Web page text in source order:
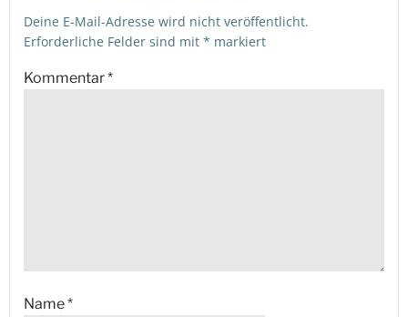
Deine E-Mail-Adresse wird nicht veröffentlicht.
Erforderliche Felder sind mit * markiert
Kommentar*
Name*